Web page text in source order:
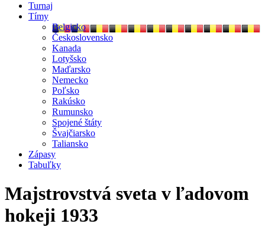
Turnaj
Tímy
Belgicko
Československo
Kanada
Lotyšsko
Maďarsko
Nemecko
Poľsko
Rakúsko
Rumunsko
Spojené štáty
Švajčiarsko
Taliansko
Zápasy
Tabuľky
Majstrovstvá sveta v ľadovom
hokeji 1933